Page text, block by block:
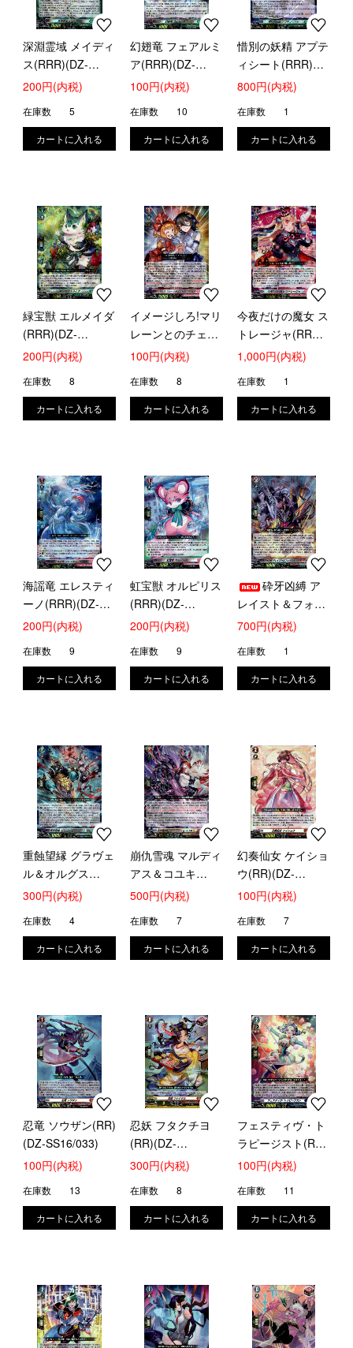
深淵霊域 メイディ
ス(RRR)(DZ-
SS16/019)
200円(内税)
在庫数 5
幻翅竜 フェアルミ
ア(RRR)(DZ-
SS16/020)
100円(内税)
在庫数 10
惜別の妖精 アプテ
ィシート(RRR)
(DZ-SS16/021)
800円(内税)
在庫数 1
緑宝獣 エルメイダ
(RRR)(DZ-
SS16/022)
200円(内税)
在庫数 8
イメージしろ!マリ
レーンとのチェキ
会を! ダウナーお
SS16/023)
100円(内税)
在庫数 8
今夜だけの魔女 ス
トレージャ(RRR)
(DZ-SS16/024)
1,000円(内税)
在庫数 1
海謡竜 エレスティ
ーノ(RRR)(DZ-
SS16/025)
200円(内税)
在庫数 9
虹宝獣 オルピリス
(RRR)(DZ-
SS16/026)
200円(内税)
在庫数 9
砕牙凶縛 ア
レイスト＆フォル
ガモルト(RRR)
700円(内税)
在庫数 1
重蝕望縁 グラヴェ
ル＆オルグス
(RRR)(DZ-
300円(内税)
在庫数 4
崩仇雪魂 マルディ
アス＆コユキ
(RRR)(DZ-
500円(内税)
在庫数 7
幻奏仙女 ケイショ
ウ(RR)(DZ-
SS16/032)
100円(内税)
在庫数 7
忍竜 ソウザン(RR)
(DZ-SS16/033)
100円(内税)
在庫数 13
忍妖 フタクチヨ
(RR)(DZ-
SS16/034)
300円(内税)
在庫数 8
フェスティヴ・ト
ラピージスト(RR)
(DZ-SS16/035)
100円(内税)
在庫数 11